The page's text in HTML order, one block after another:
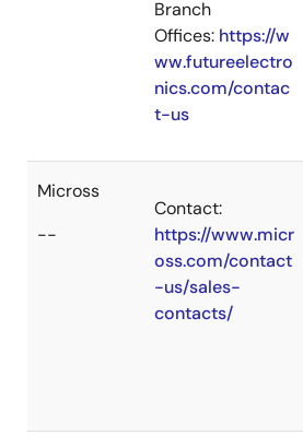
Branch
Offices: https://w
ww.futureelectro
nics.com/contac
t-us
Micross
--
Contact:
https://www.micr
oss.com/contact
-us/sales-
contacts/